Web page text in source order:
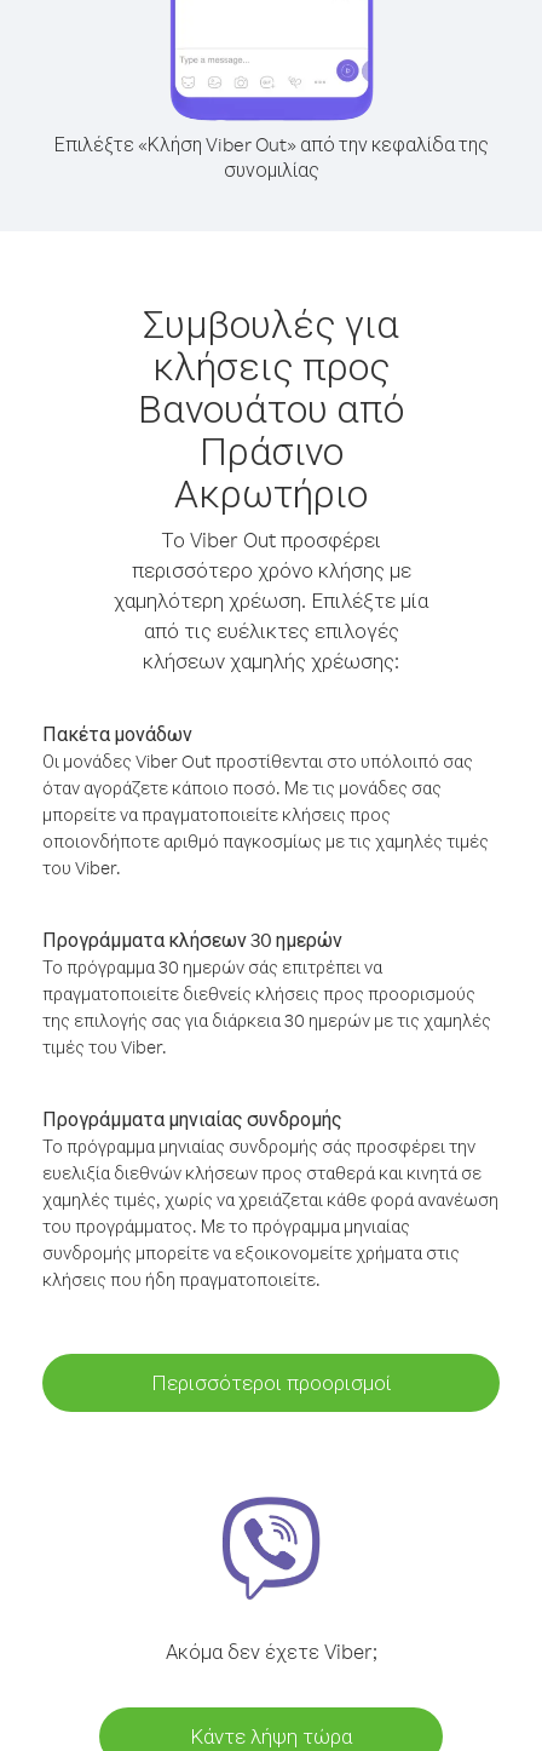
Επιλέξτε «Κλήση Viber Out» από την κεφαλίδα της
συνομιλίας
Συμβουλές για
κλήσεις προς
Βανουάτου από
Πράσινο
Ακρωτήριο
Το Viber Out προσφέρει
περισσότερο χρόνο κλήσης με
χαμηλότερη χρέωση. Επιλέξτε μία
από τις ευέλικτες επιλογές
κλήσεων χαμηλής χρέωσης:
Πακέτα μονάδων
Οι μονάδες Viber Out προστίθενται στο υπόλοιπό σας
όταν αγοράζετε κάποιο ποσό. Με τις μονάδες σας
μπορείτε να πραγματοποιείτε κλήσεις προς
οποιονδήποτε αριθμό παγκοσμίως με τις χαμηλές τιμές
του Viber.
Προγράμματα κλήσεων 30 ημερών
Το πρόγραμμα 30 ημερών σάς επιτρέπει να
πραγματοποιείτε διεθνείς κλήσεις προς προορισμούς
της επιλογής σας για διάρκεια 30 ημερών με τις χαμηλές
τιμές του Viber.
Προγράμματα μηνιαίας συνδρομής
Το πρόγραμμα μηνιαίας συνδρομής σάς προσφέρει την
ευελιξία διεθνών κλήσεων προς σταθερά και κινητά σε
χαμηλές τιμές, χωρίς να χρειάζεται κάθε φορά ανανέωση
του προγράμματος. Με το πρόγραμμα μηνιαίας
συνδρομής μπορείτε να εξοικονομείτε χρήματα στις
κλήσεις που ήδη πραγματοποιείτε.
Περισσότεροι προορισμοί
Ακόμα δεν έχετε Viber;
Κάντε λήψη τώρα